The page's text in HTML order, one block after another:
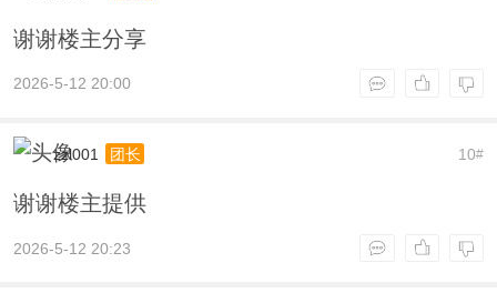
谢谢楼主分享
2026-5-12 20:00
10#
zzl001 团长
谢谢楼主提供
2026-5-12 20:23